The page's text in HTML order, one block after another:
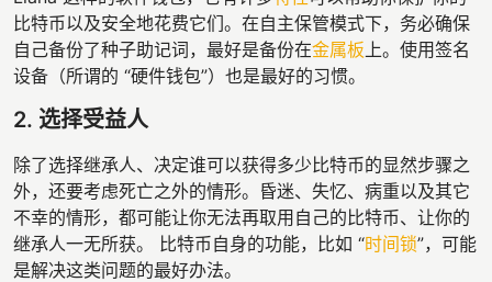
比特币以及安全地花费它们。在自主保管模式下，务必确保
自己备份了种子助记词，最好是备份在金属板上。使用签名
设备（所谓的 “硬件钱包”）也是最好的习惯。
2. 选择受益人
除了选择继承人、决定谁可以获得多少比特币的显然步骤之
外，还要考虑死亡之外的情形。昏迷、失忆、病重以及其它
不幸的情形，都可能让你无法再取用自己的比特币、让你的
继承人一无所获。 比特币自身的功能，比如 “时间锁”，可能
是解决这类问题的最好办法。